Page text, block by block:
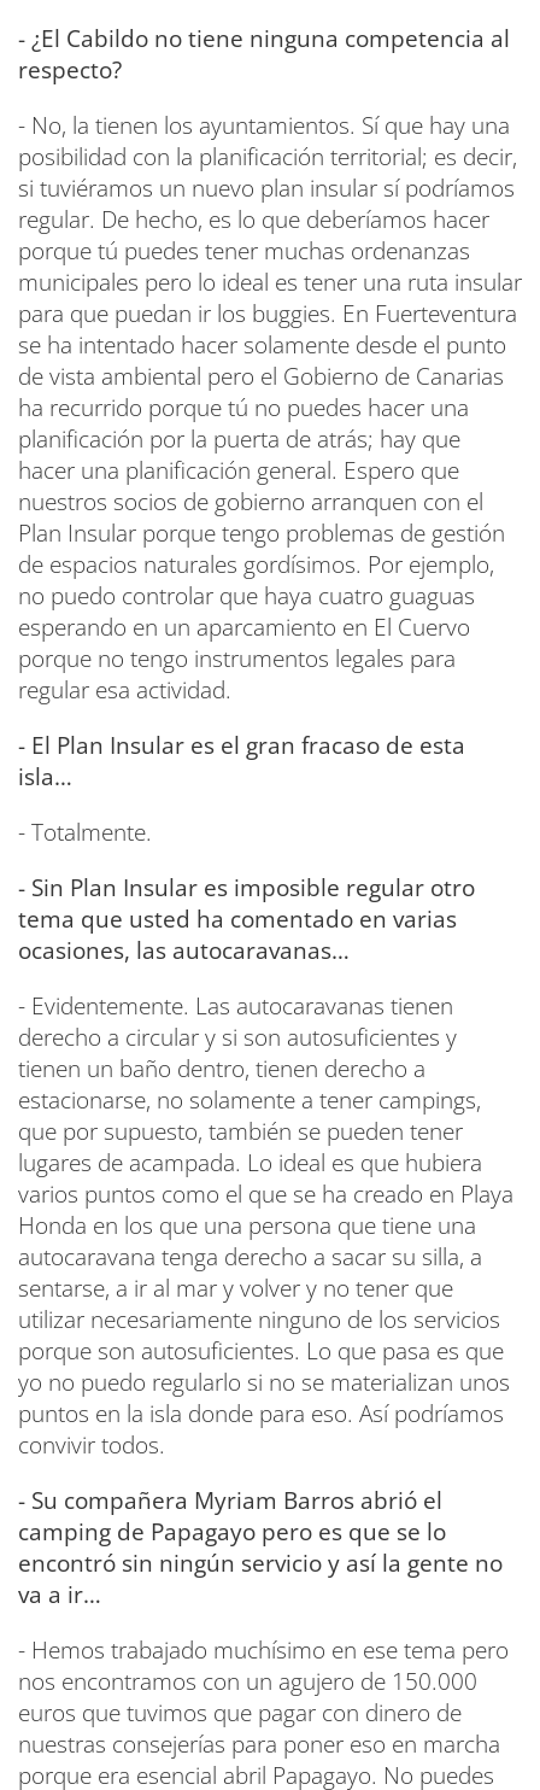
- ¿El Cabildo no tiene ninguna competencia al
respecto?
- No, la tienen los ayuntamientos. Sí que hay una
posibilidad con la planificación territorial; es decir,
si tuviéramos un nuevo plan insular sí podríamos
regular. De hecho, es lo que deberíamos hacer
porque tú puedes tener muchas ordenanzas
municipales pero lo ideal es tener una ruta insular
para que puedan ir los buggies. En Fuerteventura
se ha intentado hacer solamente desde el punto
de vista ambiental pero el Gobierno de Canarias
ha recurrido porque tú no puedes hacer una
planificación por la puerta de atrás; hay que
hacer una planificación general. Espero que
nuestros socios de gobierno arranquen con el
Plan Insular porque tengo problemas de gestión
de espacios naturales gordísimos. Por ejemplo,
no puedo controlar que haya cuatro guaguas
esperando en un aparcamiento en El Cuervo
porque no tengo instrumentos legales para
regular esa actividad.
- El Plan Insular es el gran fracaso de esta
isla…
- Totalmente.
- Sin Plan Insular es imposible regular otro
tema que usted ha comentado en varias
ocasiones, las autocaravanas…
- Evidentemente. Las autocaravanas tienen
derecho a circular y si son autosuficientes y
tienen un baño dentro, tienen derecho a
estacionarse, no solamente a tener campings,
que por supuesto, también se pueden tener
lugares de acampada. Lo ideal es que hubiera
varios puntos como el que se ha creado en Playa
Honda en los que una persona que tiene una
autocaravana tenga derecho a sacar su silla, a
sentarse, a ir al mar y volver y no tener que
utilizar necesariamente ninguno de los servicios
porque son autosuficientes. Lo que pasa es que
yo no puedo regularlo si no se materializan unos
puntos en la isla donde para eso. Así podríamos
convivir todos.
- Su compañera Myriam Barros abrió el
camping de Papagayo pero es que se lo
encontró sin ningún servicio y así la gente no
va a ir…
- Hemos trabajado muchísimo en ese tema pero
nos encontramos con un agujero de 150.000
euros que tuvimos que pagar con dinero de
nuestras consejerías para poner eso en marcha
porque era esencial abril Papagayo. No puedes